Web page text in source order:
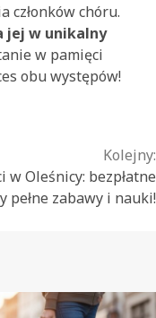
członków chóru.
jej w unikalny
w pamięci
obu występów!
Kolejny:
w Oleśnicy: bezpłatne
pełne zabawy i nauki!